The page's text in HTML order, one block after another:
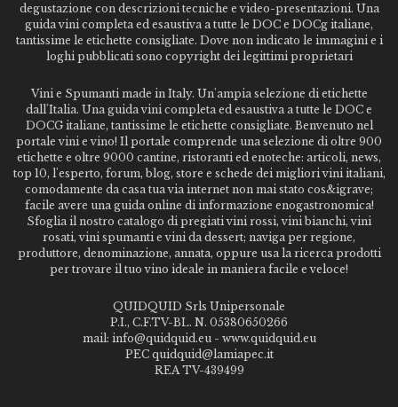
degustazione con descrizioni tecniche e video-presentazioni. Una
guida vini completa ed esaustiva a tutte le DOC e DOCg italiane,
tantissime le etichette consigliate. Dove non indicato le immagini e i
loghi pubblicati sono copyright dei legittimi proprietari
Vini e Spumanti made in Italy. Un'ampia selezione di etichette
dall'Italia. Una guida vini completa ed esaustiva a tutte le DOC e
DOCG italiane, tantissime le etichette consigliate. Benvenuto nel
portale vini e vino! Il portale comprende una selezione di oltre 900
etichette e oltre 9000 cantine, ristoranti ed enoteche: articoli, news,
top 10, l'esperto, forum, blog, store e schede dei migliori vini italiani,
comodamente da casa tua via internet non mai stato cos&igrave;
facile avere una guida online di informazione enogastronomica!
Sfoglia il nostro catalogo di pregiati vini rossi, vini bianchi, vini
rosati, vini spumanti e vini da dessert; naviga per regione,
produttore, denominazione, annata, oppure usa la ricerca prodotti
per trovare il tuo vino ideale in maniera facile e veloce!
QUIDQUID Srls Unipersonale
P.I., C.F.TV-BL. N. 05380650266
mail: info@quidquid.eu - www.quidquid.eu
PEC quidquid@lamiapec.it
REA TV-439499